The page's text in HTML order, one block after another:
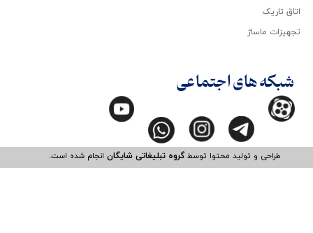
طراحی و تولید محتوا توسطگروه تبلیغاتی شایگانانجام شده است.​​​​​​​
اتاق تاریک
تجهیزات ماساژ
شبکه های اجتماعی